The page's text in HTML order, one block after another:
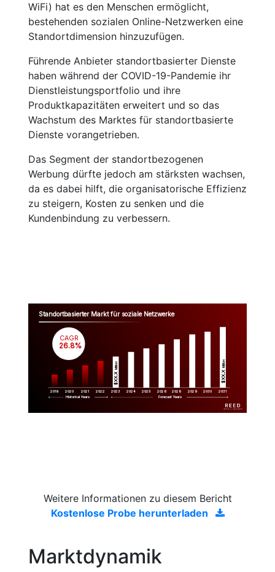
WiFi) hat es den Menschen ermöglicht,
bestehenden sozialen Online-Netzwerken eine
Standortdimension hinzuzufügen.
Führende Anbieter standortbasierter Dienste
haben während der COVID-19-Pandemie ihr
Dienstleistungsportfolio und ihre
Produktkapazitäten erweitert und so das
Wachstum des Marktes für standortbasierte
Dienste vorangetrieben.
Das Segment der standortbezogenen
Werbung dürfte jedoch am stärksten wachsen,
da es dabei hilft, die organisatorische Effizienz
zu steigern, Kosten zu senken und die
Kundenbindung zu verbessern.
Standortbasierter Markt für soziale Netzwerke
2019 2020 2021 2022 2023 2024 2025 2026 2028 2029 2030 2031
$XX.X
Million
$XX.X
Million
CAGR
26.8%
Historical Years Forecast Years
Weitere Informationen zu diesem Bericht
Kostenlose Probe herunterladen
Marktdynamik